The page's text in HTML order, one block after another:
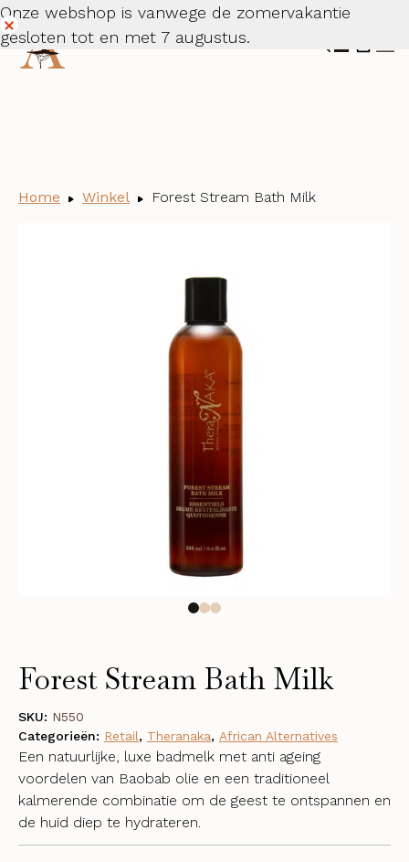
Onze webshop is vanwege de zomervakantie
gesloten tot en met 7 augustus.
Dismiss
Home Winkel Forest Stream Bath Milk
Forest Stream Bath Milk
Een natuurlijke, luxe badmelk met anti ageing
voordelen van Baobab olie en een traditioneel
kalmerende combinatie om de geest te ontspannen en
de huid diep te hydrateren.
SKU: N550
Categorieën: Retail, Theranaka, African Alternatives